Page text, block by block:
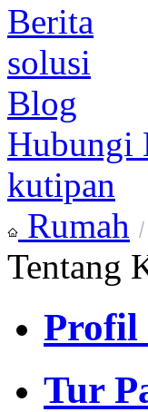
Berita
solusi
Blog
Hubungi
kutipan
Rumah
Tentang
Profil
Tur